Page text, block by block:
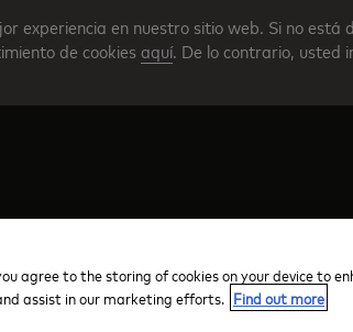
experiencia en nuestro sitio web. Si no está
de cookies aquí. De lo contrario, usted
agree to the storing of cookies on your device to
assist in our marketing efforts.
Find out more